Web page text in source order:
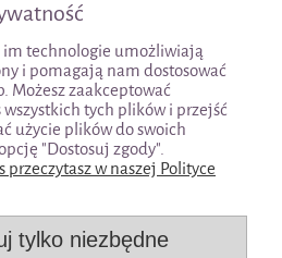
3 4
Pomoc
i dostawa
im technologie umożliwiają
i pomagają nam dostosować
Możesz zaakceptować
tych plików i przejść
użycie plików do swoich
"Dostosuj zgody".
w naszej Polityce
tylko niezbędne